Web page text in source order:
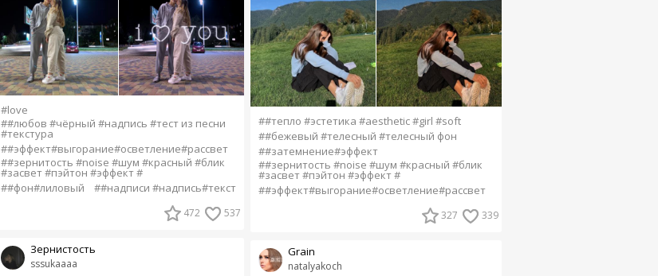
#love
##любов #чёрный #надпись #тест из песни
#текстура
##эффект#выгорание#осветление#рассвет
##зернитость #noise #шум #красный #блик
#засвет #пэйтон #эффект #
##фон#лиловый
##надписи #надпись#текст
472 537
sssukaaaa
Зернистость
##тепло #эстетика #aesthetic #girl #soft
##бежевый #телесный #телесный фон
##затемнение#эффект
##зернитость #noise #шум #красный #блик
#засвет #пэйтон #эффект #
##эффект#выгорание#осветление#рассвет
327 339
natalyakoch
Grain